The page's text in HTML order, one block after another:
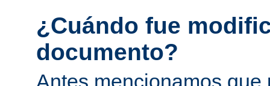
¿Cuándo fue
documento?
Antes mencionamos que